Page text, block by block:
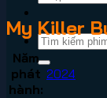
My Killer
Năm
phát
hành:
2024